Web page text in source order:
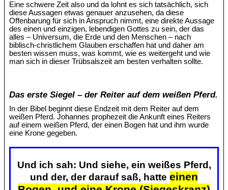
Eine schwere Zeit also und da lohnt es sich tatsächlich, sich
diese Aussagen etwas genauer anzusehen, da diese
Offenbarung für sich in Anspruch nimmt, eine direkte Aussage
des einen und einzigen, lebendigen Gottes zu sein, der das
alles – Universum, die Erde und den Menschen – nach
biblisch-christlichem Glauben erschaffen hat und daher am
besten wissen muss, was kommt, wie es weitergeht und wie
man sich in dieser Trübsalszeit am besten verhalten sollte.
Das erste Siegel – der Reiter auf dem weißen Pferd.
In der Bibel beginnt diese Endzeit mit dem Reiter auf dem
weißen Pferd. Johannes prophezeit die Ankunft eines Reiters
auf einem weißen Pferd, der einen Bogen hat und ihm wurde
eine Krone gegeben.
Und ich sah: Und siehe, ein weißes Pferd,
und der, der darauf saß, hatte einen